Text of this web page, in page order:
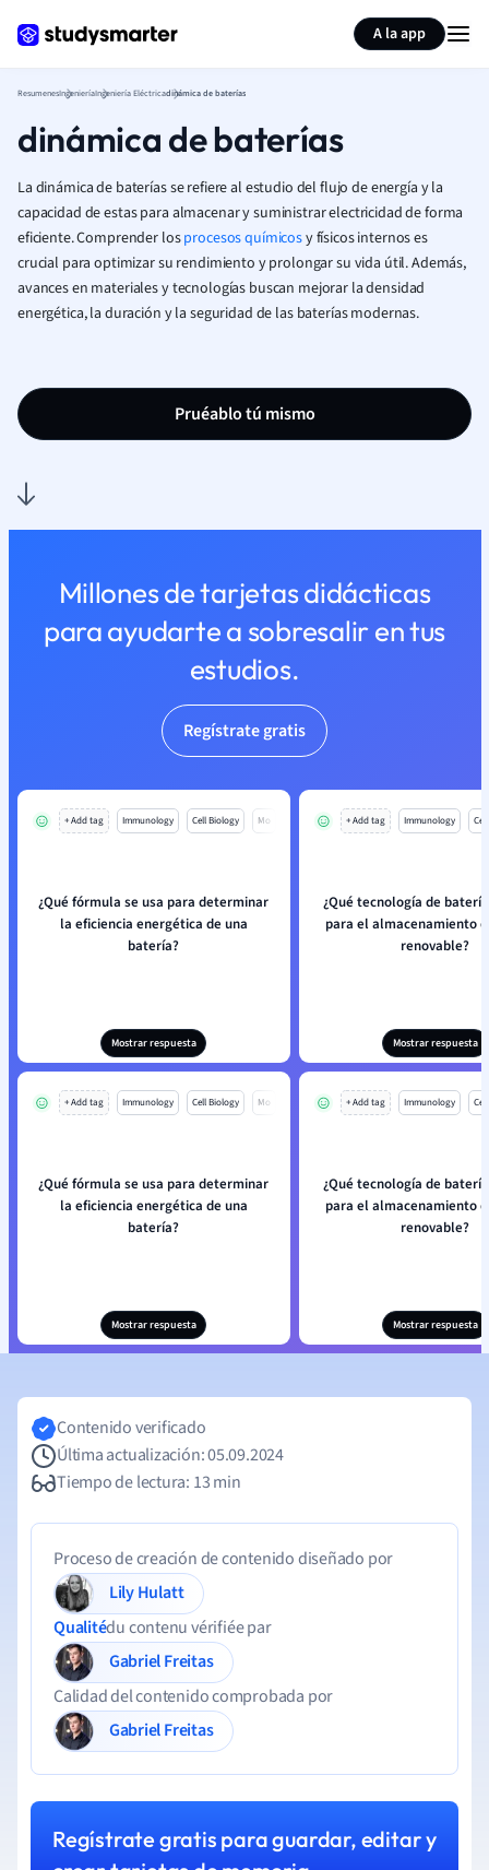
A la app
ResumenesIngenieríaIngeniería Eléctricadinámica de baterías
dinámica de baterías
La dinámica de baterías se refiere al estudio del flujo de energía y la
capacidad de estas para almacenar y suministrar electricidad de forma
eficiente. Comprender losprocesos químicosy físicos internos es
crucial para optimizar su rendimiento y prolongar su vida útil. Además,
avances en materiales y tecnologías buscan mejorar la densidad
energética, la duración y la seguridad de las baterías modernas.
Pruéablo tú mismo
Millones de tarjetas didácticas
para ayudarte a sobresalir en tus
estudios.
Regístrate gratis
+ Add tag Immunology Cell Biology Mo
¿Qué fórmula se usa para determinar
la eficiencia energética de una
batería?
Mostrar respuesta
+ Add tag Immunology
¿Qué tecnología de
para el almacenamiento
renovable?
Mostrar respuesta
+ Add tag Immunology Cell Biology Mo
¿Qué fórmula se usa para determinar
la eficiencia energética de una
batería?
Mostrar respuesta
+ Add tag Immunology
¿Qué tecnología de
para el almacenamiento
renovable?
Mostrar respuesta
Resumir página
Contenido verificado
Última actualización: 05.09.2024
Tiempo de lectura: 13 min
Proceso de creación de contenido diseñado por
Lily Hulatt
Qualitédu contenu vérifiée par
Gabriel Freitas
Calidad del contenido comprobada por
Gabriel Freitas
Regístrate gratis para guardar, editar y